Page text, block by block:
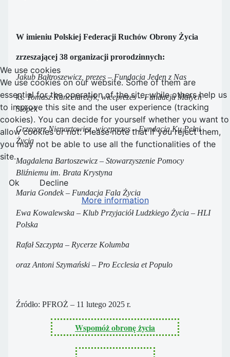
W imieniu Polskiej Federacji Ruchów Obrony Życia
zrzeszającej 38 organizacji prorodzinnych:
Jakub Bałtroszewicz, prezes – Fundacja Jeden z Nas
ks. Tomasz Kancelarczyk, wiceprezes – Fundacja Małych
Stópek
Grzegorz Nienartowicz, wiceprezes – Fundacja Ku Pełni
Życia
Magdalena Bartoszewicz – Stowarzyszenie Pomocy
Bliźniemu im. Brata Krystyna
Maria Gondek – Fundacja Fala Życia
Ewa Kowalewska – Klub Przyjaciół Ludzkiego Życia – HLI
Polska
Rafał Szczypta – Rycerze Kolumba
oraz Antoni Szymański – Pro Ecclesia et Populo
Źródło: PFROŻ – 11 lutego 2025 r.
Wspomóż obronę życia
We use cookies
We use cookies on our website. Some of them are
essential for the operation of the site, while others help us
to improve this site and the user experience (tracking
cookies). You can decide for yourself whether you want to
allow cookies or not. Please note that if you reject them,
you may not be able to use all the functionalities of the
site.
Ok
Decline
More information